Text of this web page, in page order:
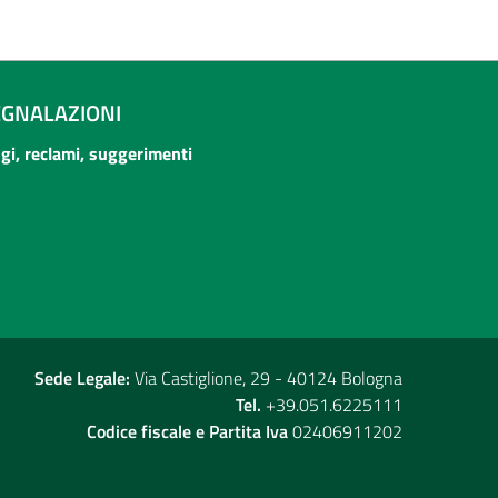
reclami, suggerimenti
Sede Legale: Via Castiglione, 29 - 40124 Bologna
Tel. +39.051.6225111
Codice fiscale e Partita Iva02406911202